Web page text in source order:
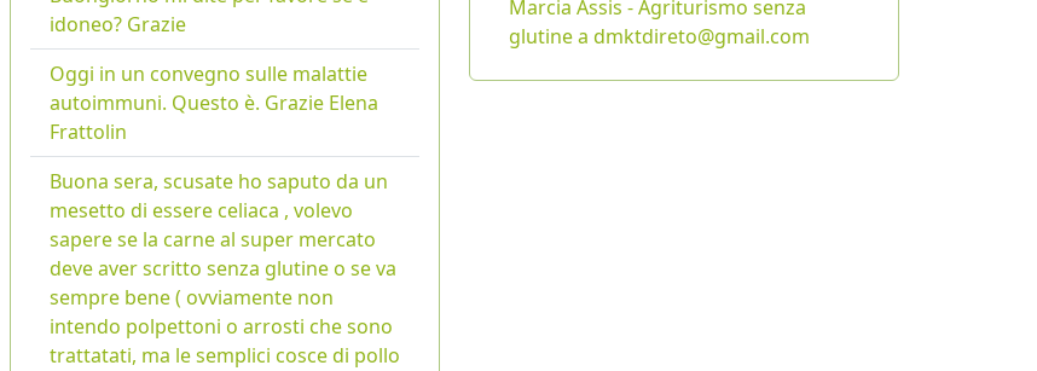
idoneo? Grazie
Oggi in un convegno sulle malattie
autoimmuni. Questo è. Grazie Elena
Frattolin
Buona sera, scusate ho saputo da un
mesetto di essere celiaca , volevo
sapere se la carne al super mercato
deve aver scritto senza glutine o se va
sempre bene ( ovviamente non
intendo polpettoni o arrosti che sono
trattatati, ma le semplici cosce di pollo
Marcia Assis - Agriturismo senza
glutine a dmktdireto@gmail.com